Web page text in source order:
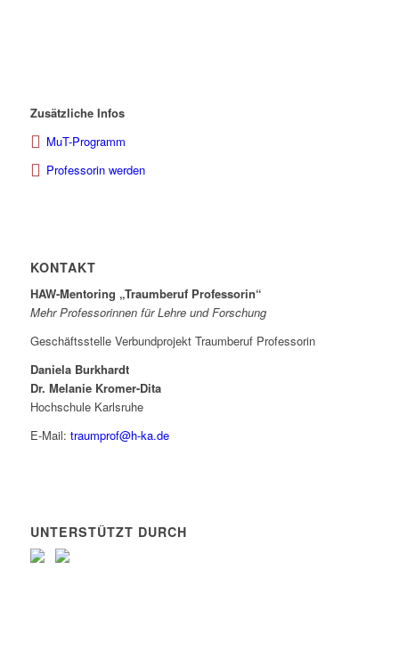
Zusätzliche Infos
MuT-Programm
Professorin werden
KONTAKT
HAW-Mentoring „Traumberuf Professorin“
Mehr Professorinnen für Lehre und Forschung
Geschäftsstelle Verbundprojekt Traumberuf Professorin
Daniela Burkhardt
Dr. Melanie Kromer-Dita
Hochschule Karlsruhe
E-Mail: traumprof@h-ka.de
UNTERSTÜTZT DURCH